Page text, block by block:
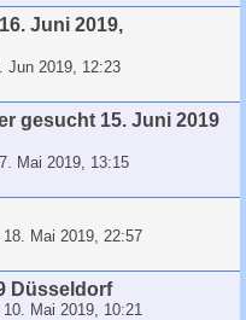
Juni 2019,
Jun 2019, 12:23
gesucht 15. Juni 2019
Mai 2019, 13:15
18. Mai 2019, 22:57
Düsseldorf
10. Mai 2019, 10:21